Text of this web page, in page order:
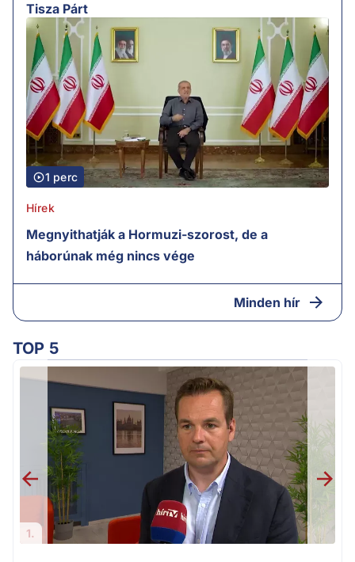
Tisza Párt
1 perc
Hírek
Megnyithatják a Hormuzi-szorost, de a
háborúnak még nincs vége
Minden hír
TOP 5
1.